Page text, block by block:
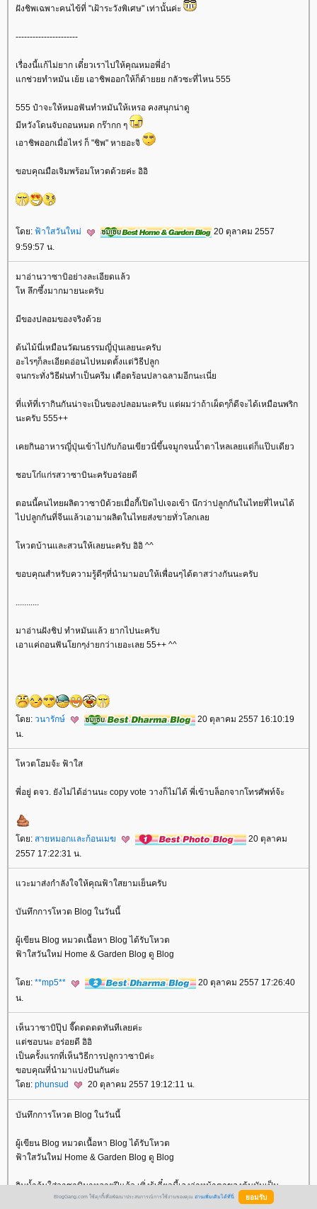
ฝังชิพเฉพาะคนไข้ที่ "เฝ้าระวังพิเศษ" เท่านั้นค่ะ
----------------------
เรื่องนี้แก้ไม่ยาก เดี๋ยวเราไปให้คุณหมอพี่อ๋า
กช่วยทำหมัน เย้ย เอาชิพออกให้ก็ด้ายยย กลัวซะที่ไหน 555
555 ป๋าจะให้หมอฟันทำหมันให้เหรอ คงสนุกน่าดู
มีหวังโดนจับถอนหมด กร๊ากก ๆ
เอาชิพออกเมื่อไหร่ ก็ "ชิพ" หายอะจิ
ขอบคุณมือเจิมพร้อมโหวตด้วยค่ะ อิอิ
ดย: ฟ้าใสวันใหม่
20 ตุลาคม 2557
9:59:57 น.
มาอ่านวาซาบิอย่างละเอียดแล้ว
ห ลึกซึ้งมากมายนะครับ
มีของปลอมของจริงด้ว
ต้นไม้นี่เหมือนวัฒนธรรมญี่ปุ่นเลยนะครับ
อะไรๆก็ละเอียดอ่อนไปหมดตั้งแต่วิธีปลูก
จนกระทั่งวิธีฝนทำเป็นครีม เดือดร้อนปลาฉลามอีกนะเนี่
ที่แท้ที่เรากินกันน่าจะเป็นของปลอมนะครับ แต่ผมว่าถ้าเผ็ดๆก็ดีจะได้เหมือนพริก
นะครับ 555++
เคยกินอาหารญี่ปุ่นเข้าไปกับก้อนเขียวนี่ขึ้นจมูกจนน้ำตาไหลเลยแต่ก็แป๊บเดียว
ชอบโก๋แก่รสวาซาบินะครับอร่อยดี
ตอนนี้คนไทยผลิตวาซาบิด้วยเมื่อกี้เปิดไปเจอเข้า นึกว่าปลูกกันในไทยที่ไหนได้
ไปปลูกกันที่จีนแล้วเอามาผลิตในไทยส่งขายทั่วโลกเล
หวตบ้านและสวนให้เลยนะครับ อิอิ ^^
ขอบคุณสำหรับความรู้ดีๆที่นำมามอบให้เพื่อนๆได้ตาสว่างกันนะครับ
มาอ่านฝังชิป ทำหมันแล้ว ยากไปนะครับ
เอาแค่ถอนฟันโยกๆง่ายกว่าเยอะเลย 55++ ^^
ดย: วนารักษ์
20 ตุลาคม 2557 16:10:19
น.
หวตโฮมจ้ะ ฟ้าใส
พี่อยู่ ตจว. ยังไม่ได้อ่านนะ copy vote วางก็ไม่ได้ พี่เข้าบล็อกจากโทรศัพท์จ้ะ
ดย: สายหมอกและก้อนเมฆ
20 ตุลาคม
2557 17:22:31 น.
วะมาส่งกำลังใจให้คุณฟ้าใสยามเย็นครับ
บันทึกการโหวต Blog ในวันนี้
ผู้เขียน Blog หมวดเนื้อหา Blog ได้รับโหวต
ฟ้าใสวันใหม่ Home & Garden Blog ดู Blog
ดย: **mp5**
20 ตุลาคม 2557 17:26:40
น.
เห็นวาซาบิปุ๊ป จี๊ดดดดดทันทีเลยค่ะ
ต่ชอบนะ อร่อยดี อิอิ
เป็นครั้งแรกที่เห็นวิธีการปลูกวาซาบิค่ะ
ขอบคุณที่นำมาแบ่งปันกันค่ะ
ดย: phunsud 20 ตุลาคม 2557 19:12:11 น.
บันทึกการโหวต Blog ในวันนี้
ผู้เขียน Blog หมวดเนื้อหา Blog ได้รับโหวต
ฟ้าใสวันใหม่ Home & Garden Blog ดู Blog
กินน้ำจ้มใส่วาซาบิมาหลายปีแล้ว เพิ่งรู้เดี๋ยวนี้เองว่าหน้าตาของต้นมันเป็น
อย่างไร อร่อยดีเนอะBlogGang.com ใช้คุกกี้เพื่อพัฒนาประสบการณ์การใช้งานของคุณ อ่านเพิ่มเติมได้ที่นี่